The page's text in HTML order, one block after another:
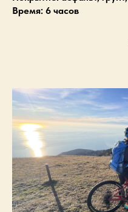
Время: 6 часов